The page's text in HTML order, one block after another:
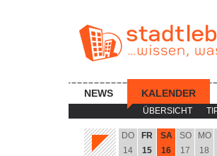
ÜBERSICHT
NEWS KALENDER
DO
14
FR
15
SA
16
SO
17
MO
18